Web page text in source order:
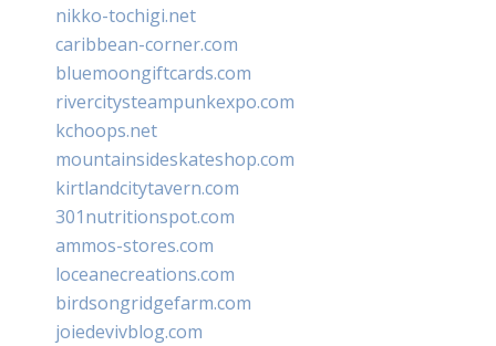
nikko-tochigi.net
caribbean-corner.com
bluemoongiftcards.com
rivercitysteampunkexpo.com
kchoops.net
mountainsideskateshop.com
kirtlandcitytavern.com
301nutritionspot.com
ammos-stores.com
loceanecreations.com
birdsongridgefarm.com
joiedevivblog.com